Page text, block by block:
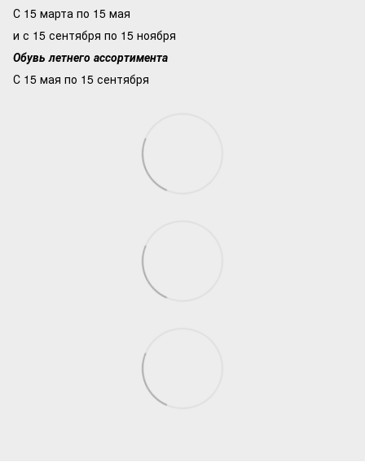
С 15 марта по 15 мая
и с 15 сентября по 15 ноября
Обувь летнего ассортимента
С 15 мая по 15 сентября